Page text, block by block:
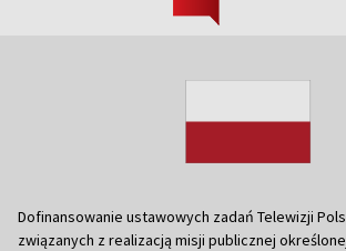
Dofinansowanie ustawowych zadań Telewizji
związanych z realizacją misji publicznej